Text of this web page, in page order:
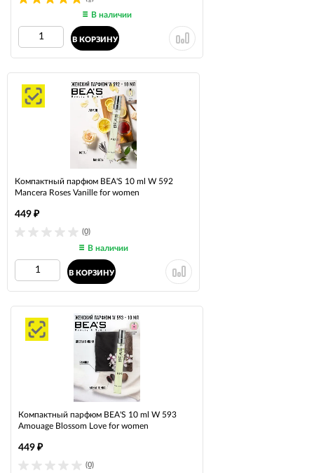
В наличии
В КОРЗИНУ
Компактный парфюм BEA'S 10 ml W 592
Mancera Roses Vanille for women
(0)
449 ₽
В наличии
В КОРЗИНУ
Компактный парфюм BEA'S 10 ml W 593
Amouage Blossom Love for women
(0)
449 ₽